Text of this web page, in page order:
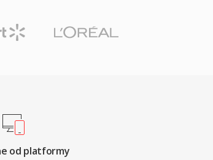
od platformy